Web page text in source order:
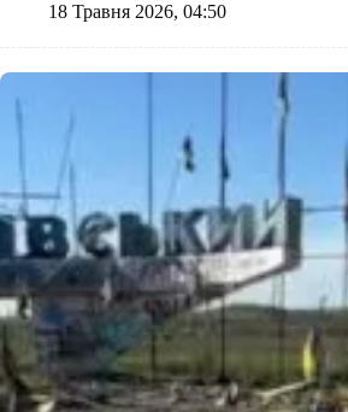
18 Травня 2026, 04:50